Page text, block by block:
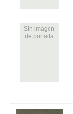
Sin imagen
de portada